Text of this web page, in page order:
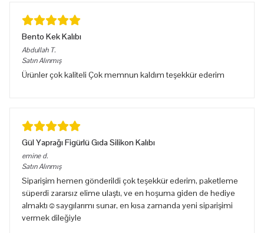
Bento Kek Kalıbı
Abdullah T.
Satın Alınmış
Ürünler çok kaliteli Çok memnun kaldım teşekkür ederim
Gül Yaprağı Figürlü Gıda Silikon Kalıbı
emine d.
Satın Alınmış
Siparişim hemen gönderildi çok teşekkür ederim, paketleme
süperdi zararsız elime ulaştı, ve en hoşuma giden de hediye
almaktı☺️saygılarımı sunar, en kısa zamanda yeni siparişimi
vermek dileğiyle